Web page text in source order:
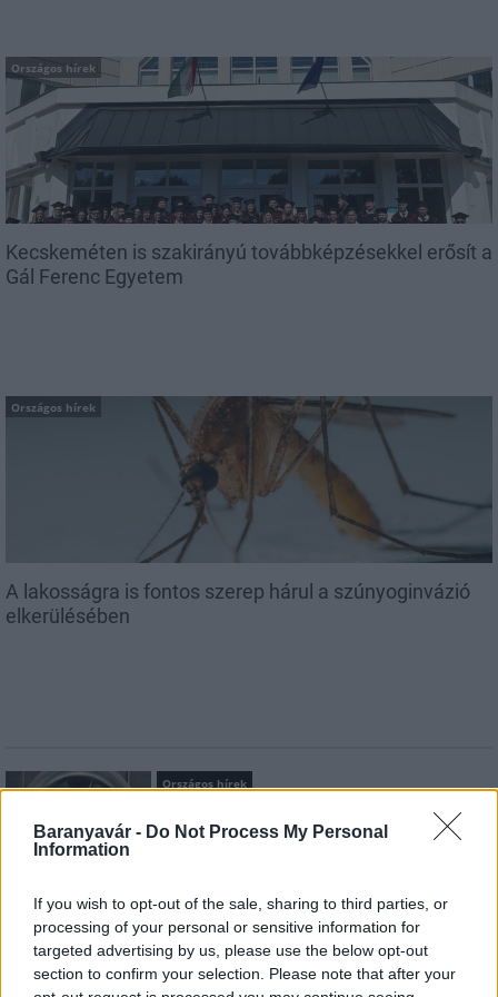
Baranyavár - Do Not Process My Personal
Information
If you wish to opt-out of the sale, sharing to third parties, or
processing of your personal or sensitive information for
targeted advertising by us, please use the below opt-out
section to confirm your selection. Please note that after your
Országos hírek
Kecskeméten is szakirányú továbbképzésekkel erősít a
Gál Ferenc Egyetem
Országos hírek
A lakosságra is fontos szerep hárul a szúnyoginvázió
elkerülésében
Országos hírek
Itt az ÉVOSZ megoldása a hőhullámok és
az energiakrízis kezelésére
Országos hírek
Miért éri meg Afrikában utat építeni?
Minden, amit a GED Afrika projektről
tudni kell